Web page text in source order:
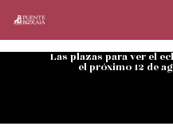
Las plazas para ver el
el próximo 12 de